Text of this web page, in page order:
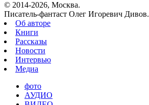
© 2014-2026, Москва.
Писатель-фантаст Олег Игоревич Дивов.
Об авторе
Книги
Рассказы
Новости
Интервью
Медиа
фото
АУДИО